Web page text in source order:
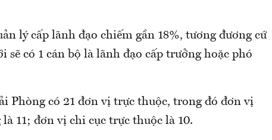
lý cấp lãnh đạo chiếm gần 18%, tương đương cứ
sẽ có 1 cán bộ là lãnh đạo cấp trưởng hoặc phó
Phòng có 21 đơn vị trực thuộc, trong đó đơn vị
11; đơn vị chi cục trực thuộc là 10.